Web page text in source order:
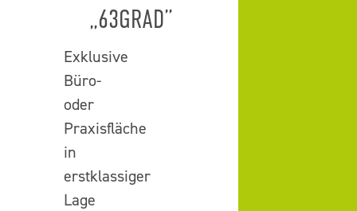
„63GRAD”
Exklusive
Büro-
oder
Praxisfläche
in
erstklassiger
Lage